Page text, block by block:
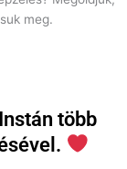
meg.
több